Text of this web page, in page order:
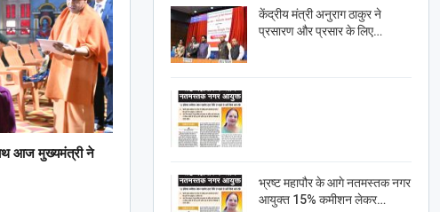
आज मुख्यमंत्री ने
केंद्रीय मंत्री अनुराग ठाकुर ने
प्रसारण और प्रसार के लिए…
भ्रष्ट महापौर के आगे नतमस्तक नगर
आयुक्त 15% कमीशन लेकर…